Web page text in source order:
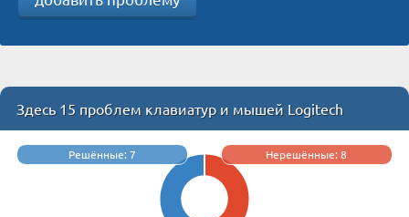
Здесь 15 проблем клавиатур и мышей Logitech
Решённые: 7 Нерешённые: 8